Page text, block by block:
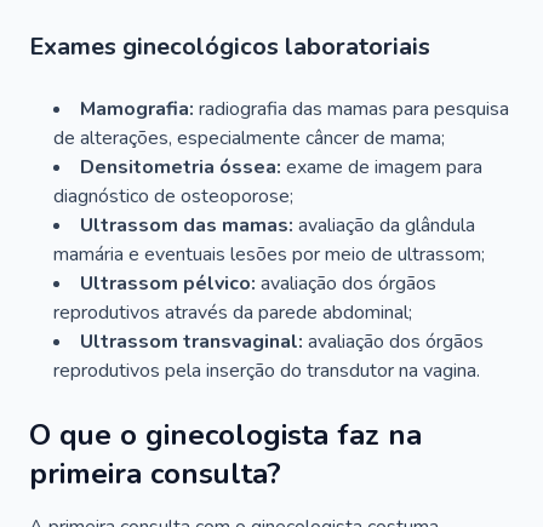
Exames ginecológicos laboratoriais
Mamografia: radiografia das mamas para pesquisa
de alterações, especialmente câncer de mama;
Densitometria óssea: exame de imagem para
diagnóstico de osteoporose;
Ultrassom das mamas: avaliação da glândula
mamária e eventuais lesões por meio de ultrassom;
Ultrassom pélvico: avaliação dos órgãos
reprodutivos através da parede abdominal;
Ultrassom transvaginal: avaliação dos órgãos
reprodutivos pela inserção do transdutor na vagina.
O que o ginecologista faz na
primeira consulta?